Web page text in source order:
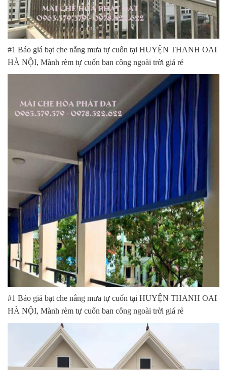
#1 Báo giá bạt che nắng mưa tự cuốn tại HUYỆN THANH OAI
HÀ NỘI, Mành rèm tự cuốn ban công ngoài trời giá rẻ
#1 Báo giá bạt che nắng mưa tự cuốn tại HUYỆN THANH OAI
HÀ NỘI, Mành rèm tự cuốn ban công ngoài trời giá rẻ